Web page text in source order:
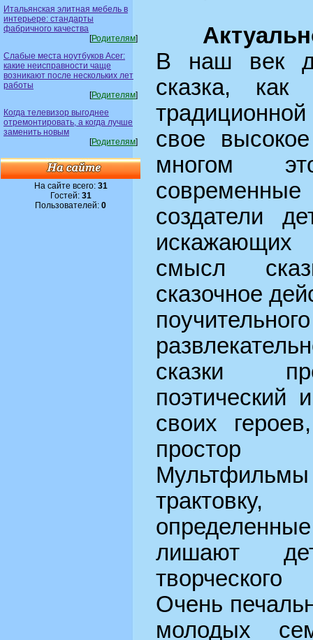
Итальянская элитная мебель в
интерьере: стандарты
фабричного качества
[Родителям]
Слабые места ноутбуков Acer:
какие неисправности чаще
возникают после нескольких лет
работы
[Родителям]
Когда телевизор выгоднее
отремонтировать, а когда лучше
заменить новым
[Родителям]
На сайте всего: 31
Гостей: 31
Пользователей: 0
В наш век
сказка, как
традиционной
свое
многом
создатели
смысл
сказочное
сказки
поэтический
своих
простор
лишают
Очень
молодых